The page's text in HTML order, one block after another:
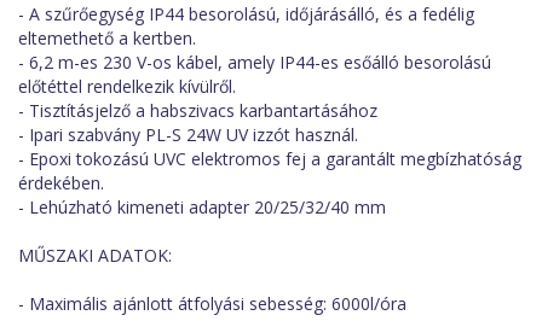
- A szűrőegység IP44 besorolású, időjárásálló, és a fedélig
eltemethető a kertben.
- 6,2 m-es 230 V-os kábel, amely IP44-es esőálló besorolású
előtéttel rendelkezik kívülről.
- Tisztításjelző a habszivacs karbantartásához
- Ipari szabvány PL-S 24W UV izzót használ.
- Epoxi tokozású UVC elektromos fej a garantált megbízhatóság
érdekében.
- Lehúzható kimeneti adapter 20/25/32/40 mm
MŰSZAKI ADATOK:
- Maximális ajánlott átfolyási sebesség: 6000l/óra